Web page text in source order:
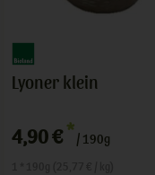
Lyoner klein
4,90 € */ 190g